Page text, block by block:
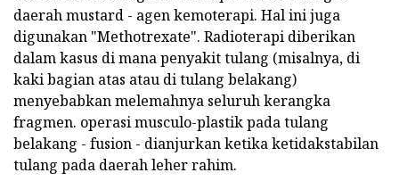
daerah mustard - agen kemoterapi. Hal ini juga
digunakan "Methotrexate". Radioterapi diberikan
dalam kasus di mana penyakit tulang (misalnya, di
kaki bagian atas atau di tulang belakang)
menyebabkan melemahnya seluruh kerangka
fragmen. operasi musculo-plastik pada tulang
belakang - fusion - dianjurkan ketika ketidakstabilan
tulang pada daerah leher rahim.